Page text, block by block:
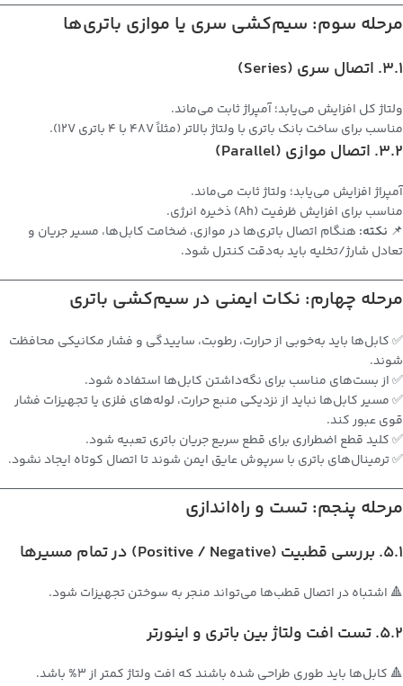
مرحله سوم: سیم‌کشی سری یا موازی باتری‌ها
3.1. اتصال سری (Series)
ولتاژ کل افزایش می‌یابد؛ آمپراژ ثابت می‌ماند.
مناسب برای ساخت بانک باتری با ولتاژ بالاتر (مثلاً 48V با 4 باتری 12V).
3.2. اتصال موازی (Parallel)
آمپراژ افزایش می‌یابد؛ ولتاژ ثابت می‌ماند.
مناسب برای افزایش ظرفیت (Ah) ذخیره انرژی.
📌 نکته: هنگام اتصال باتری‌ها در موازی، ضخامت کابل‌ها، مسیر جریان و
تعادل شارژ/تخلیه باید به‌دقت کنترل شود.
مرحله چهارم: نکات ایمنی در سیم‌کشی باتری
✅ کابل‌ها باید به‌خوبی از حرارت، رطوبت، ساییدگی و فشار مکانیکی محافظت
شوند.
✅ از بست‌های مناسب برای نگه‌داشتن کابل‌ها استفاده شود.
✅ مسیر کابل‌ها نباید از نزدیکی منبع حرارت، لوله‌های فلزی یا تجهیزات فشار
قوی عبور کند.
✅ کلید قطع اضطراری برای قطع سریع جریان باتری تعبیه شود.
✅ ترمینال‌های باتری با سرپوش عایق ایمن شوند تا اتصال کوتاه ایجاد نشود.
مرحله پنجم: تست و راه‌اندازی
5.1. بررسی قطبیت (Positive / Negative) در تمام مسیرها
🔺 اشتباه در اتصال قطب‌ها می‌تواند منجر به سوختن تجهیزات شود.
5.2. تست افت ولتاژ بین باتری و اینورتر
🔺 کابل‌ها باید طوری طراحی شده باشند که افت ولتاژ کمتر از 3% باشد.